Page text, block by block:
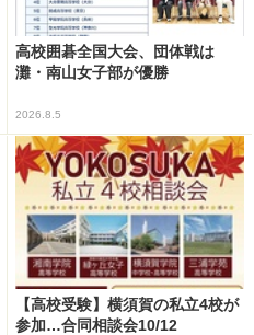
高校囲碁全国大会、団体戦は
灘・南山女子部が優勝
2026.8.5
【高校受験】横須賀の私立4校が
参加…合同相談会10/12